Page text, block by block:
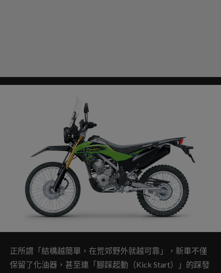
正所謂「結構越簡單，在荒郊野外就越可靠」，新車不僅
保留了化油器，甚至連「腳踩起動（Kick Start）」的踩發